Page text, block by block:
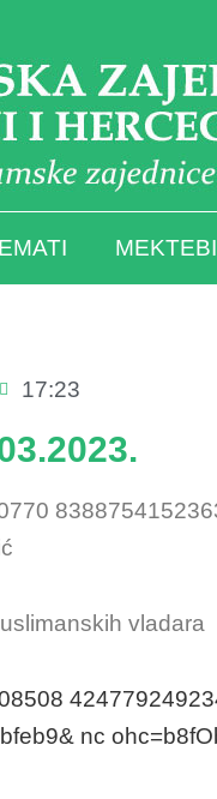
MEKTEBI
17:23
vladara